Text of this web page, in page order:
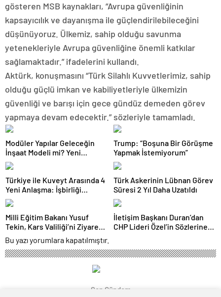
gösteren MSB kaynakları, “Avrupa güvenliğinin
kapsayıcılık ve dayanışma ile güçlendirilebileceğini
düşünüyoruz. Ülkemiz, sahip olduğu savunma
yetenekleriyle Avrupa güvenliğine önemli katkılar
sağlamaktadır.” ifadelerini kullandı.
Aktürk, konuşmasını “Türk Silahlı Kuvvetlerimiz, sahip
olduğu güçlü imkan ve kabiliyetleriyle ülkemizin
güvenliği ve barışı için gece gündüz demeden görev
yapmaya devam edecektir.” sözleriyle tamamladı.
Modüler Yapılar Geleceğin
İnşaat Modeli mi? Yeni
Trendler ve Teknolojiler
Trump: “Boşuna Bir Görüşme
Yapmak İstemiyorum”
Türkiye ile Kuveyt Arasında 4
Yeni Anlaşma: İşbirliği
Güçleniyor
Türk Askerinin Lübnan Görev
Süresi 2 Yıl Daha Uzatıldı
Milli Eğitim Bakanı Yusuf
Tekin, Kars Valiliği’ni Ziyaret
Etti
İletişim Başkanı Duran’dan
CHP Lideri Özel’in Sözlerine
Bu yazı yorumlara kapatılmıştır.
Son Gündem